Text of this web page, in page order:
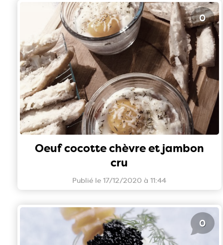
Oeuf cocotte chèvre et jambon
cru
Publié le 17/12/2020 à 11:44
0
0